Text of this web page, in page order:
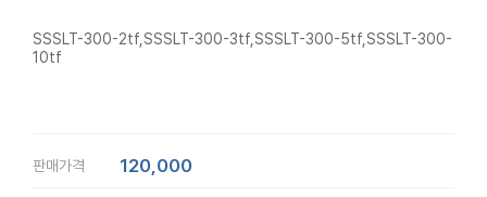
SSSLT-300-2tf,SSSLT-300-3tf,SSSLT-300-5tf,SSSLT-300-
10tf
판매가격 120,000